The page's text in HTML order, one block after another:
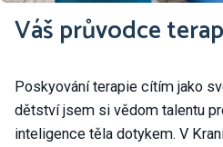
Váš průvodce
Poskyování terapie cítím jako
dětství jsem si vědom talentu
inteligence těla dotykem. V